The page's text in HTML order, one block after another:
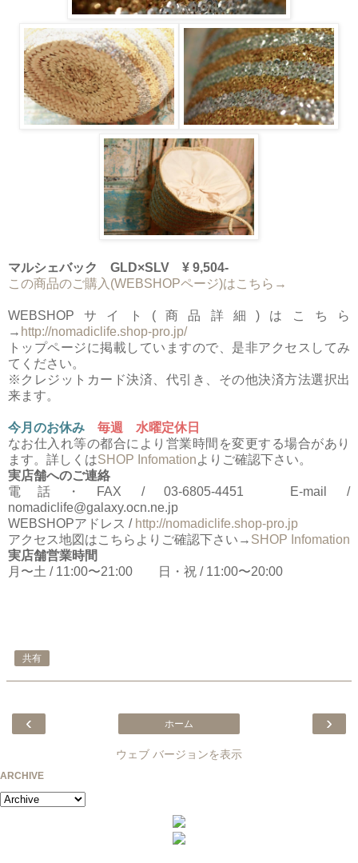
マルシェバック GLD×SLV ¥ 9,504-
この商品のご購入(WEBSHOPページ)はこちら→
WEBSHOPサイト(商品詳細)はこちら
→ http://nomadiclife.shop-pro.jp/
トップページに掲載していますので、是非アクセスしてみ
てください。
※クレジットカード決済、代引き、その他決済方法選択出
来ます。
今月のお休み
毎週 水曜定休日
なお仕入れ等の都合により営業時間を変更する場合があり
ます。詳しくはSHOP Infomationよりご確認下さい。
実店舗へのご連絡
電話・FAX / 03-6805-4451 E-mail /
nomadiclife@galaxy.ocn.ne.jp
WEBSHOPアドレス / http://nomadiclife.shop-pro.jp
アクセス地図はこちらよりご確認下さい→ SHOP Infomation
実店舗営業時間
月〜土 / 11:00〜21:00 日・祝 / 11:00〜20:00
共有
‹ ›
ホーム
ウェブ バージョンを表示
ARCHIVE